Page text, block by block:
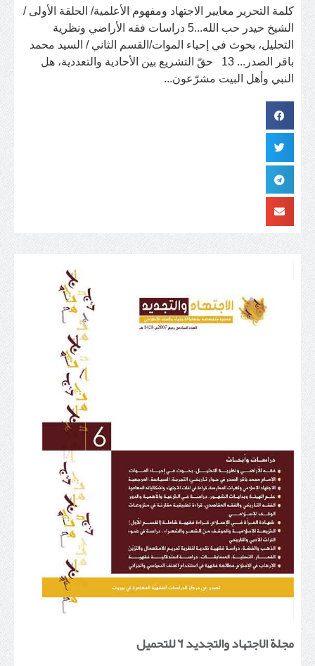
كلمة التحرير معايير الاجتهاد ومفهوم الأعلمية/ الحلقة الأولى /
الشيخ حيدر حب الله...5 دراسات فقه الأراضي ونظرية
التحليل، بحوث في إحياء الموات/القسم الثاني / السيد محمد
باقر الصدر... 13 حقّ التشريع بين الأحادية والتعددية، هل
النبي وأهل البيت مشرّعون...
مجلة الاجتهاد والتجديد ٦ للتحميل